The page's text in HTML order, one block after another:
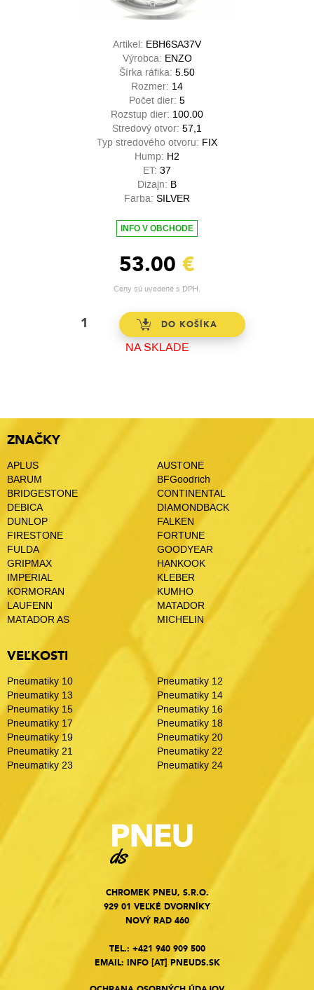
Artikel: EBH6SA37V
Výrobca: ENZO
Šírka ráfika: 5.50
Rozmer: 14
Počet dier: 5
Rozstup dier: 100.00
Stredový otvor: 57,1
Typ stredového otvoru: FIX
Hump: H2
ET: 37
Dizajn: B
Farba: SILVER
INFO V OBCHODE
53.00 €
Ceny sú uvedené s DPH.
NA SKLADE
ZNAČKY
APLUS
AUSTONE
BARUM
BFGoodrich
BRIDGESTONE
CONTINENTAL
DEBICA
DIAMONDBACK
DUNLOP
FALKEN
FIRESTONE
FORTUNE
FULDA
GOODYEAR
GRIPMAX
HANKOOK
IMPERIAL
KLEBER
KORMORAN
KUMHO
LAUFENN
MATADOR
MATADOR AS
MICHELIN
VEĽKOSTI
Pneumatiky 10
Pneumatiky 12
Pneumatiky 13
Pneumatiky 14
Pneumatiky 15
Pneumatiky 16
Pneumatiky 17
Pneumatiky 18
Pneumatiky 19
Pneumatiky 20
Pneumatiky 21
Pneumatiky 22
Pneumatiky 23
Pneumatiky 24
CHROMEK PNEU, S.R.O.
929 01 VEĽKÉ DVORNÍKY
NOVÝ RAD 460
TEL.: +421 940 909 500
EMAIL: INFO[AT] PNEUDS.SK